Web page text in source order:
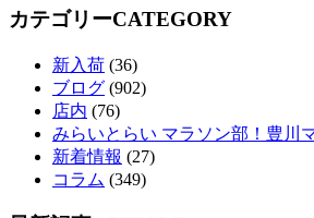
カテゴリーCATEGORY
新入荷 (36)
ブログ (902)
店内 (76)
みらいとらい マラソン部！豊川
新着情報 (27)
コラム (349)